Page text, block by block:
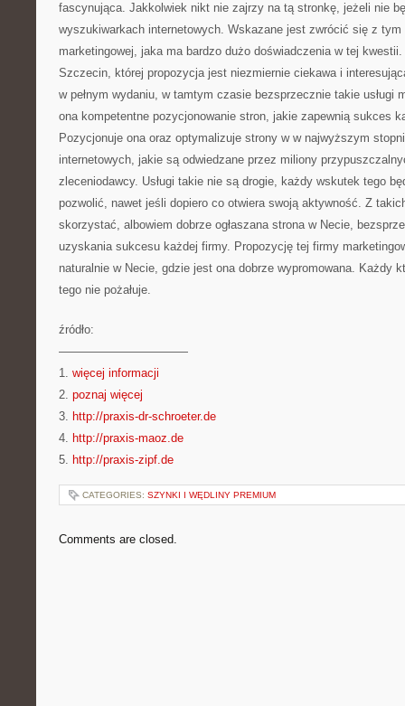
fascynująca. Jakkolwiek nikt nie zajrzy na tą stronkę, jeżeli nie
wyszukiwarkach internetowych. Wskazane jest zwrócić się z tym
marketingowej, jaka ma bardzo dużo doświadczenia w tej
Szczecin, której propozycja jest niezmiernie ciekawa i
w pełnym wydaniu, w tamtym czasie bezsprzecznie takie usługi
ona kompetentne pozycjonowanie stron, jakie zapewnią sukces
Pozycjonuje ona oraz optymalizuje strony w w najwyższym
internetowych, jakie są odwiedzane przez miliony
zleceniodawcy. Usługi takie nie są drogie, każdy wskutek tego
pozwolić, nawet jeśli dopiero co otwiera swoją aktywność. Z
skorzystać, albowiem dobrze ogłaszana strona w Necie,
uzyskania sukcesu każdej firmy. Propozycję tej firmy
naturalnie w Necie, gdzie jest ona dobrze wypromowana. Każdy
tego nie pożałuje.
źródło:
———————————
1. więcej informacji
2. poznaj więcej
3. http://praxis-dr-schroeter.de
4. http://praxis-maoz.de
5. http://praxis-zipf.de
CATEGORIES: SZYNKI I WĘDLINY PREMIUM
Comments are closed.